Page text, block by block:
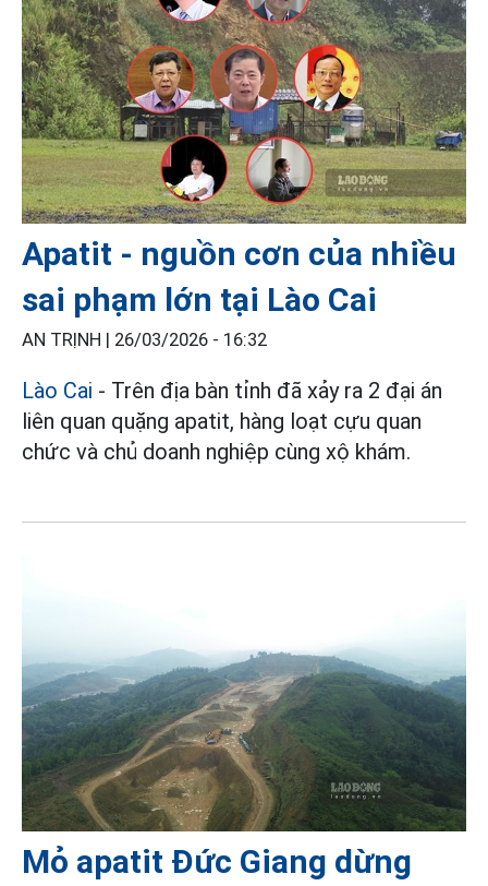
Apatit - nguồn cơn của nhiều
sai phạm lớn tại Lào Cai
AN TRỊNH | 26/03/2026 - 16:32
Lào Cai - Trên địa bàn tỉnh đã xảy ra 2 đại án
liên quan quặng apatit, hàng loạt cựu quan
chức và chủ doanh nghiệp cùng xộ khám.
Mỏ apatit Đức Giang dừng